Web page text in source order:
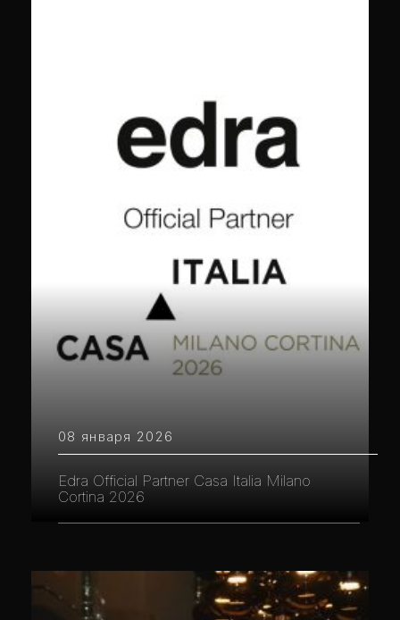
08 января 2026
Edra Official Partner Casa Italia Milano
Cortina 2026